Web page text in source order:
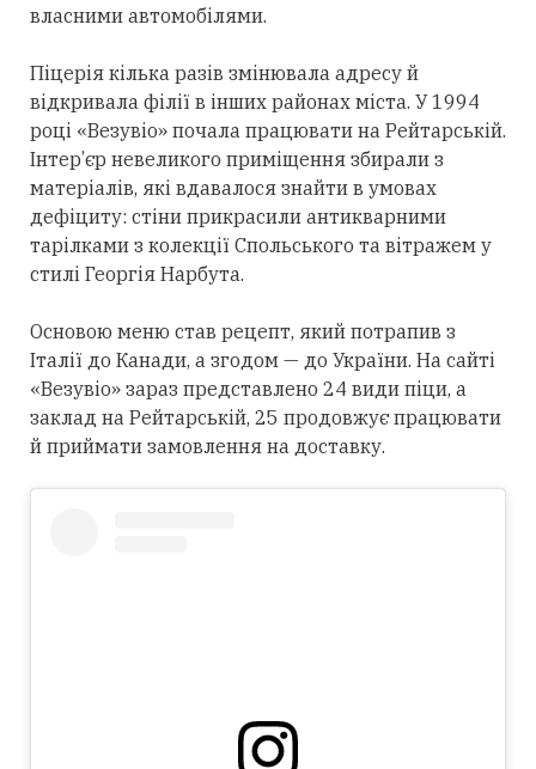
власними автомобілями.
Піцерія кілька разів змінювала адресу й
відкривала філії в інших районах міста. У 1994
році «Везувіо» почала працювати на Рейтарській.
Інтер’єр невеликого приміщення збирали з
матеріалів, які вдавалося знайти в умовах
дефіциту: стіни прикрасили антикварними
тарілками з колекції Спольського та вітражем у
стилі Георгія Нарбута.
Основою меню став рецепт, який потрапив з
Італії до Канади, а згодом — до України. На сайті
«Везувіо» зараз представлено 24 види піци, а
заклад на Рейтарській, 25 продовжує працювати
й приймати замовлення на доставку.